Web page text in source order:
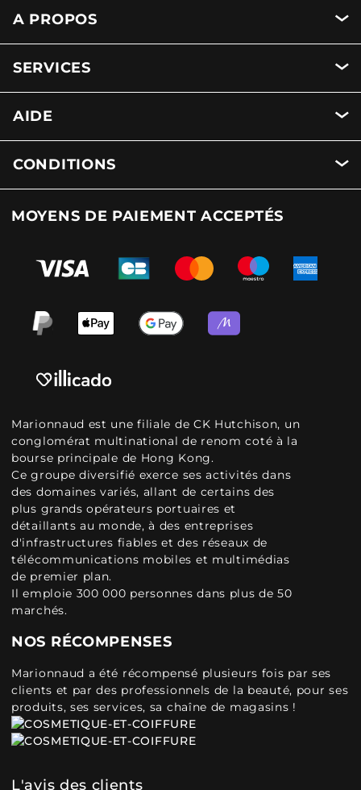
A PROPOS
SERVICES
AIDE
CONDITIONS
MOYENS DE PAIEMENT ACCEPTÉS
Marionnaud est une filiale de CK Hutchison, un
conglomérat multinational de renom coté à la
bourse principale de Hong Kong.
Ce groupe diversifié exerce ses activités dans
des domaines variés, allant de certains des
plus grands opérateurs portuaires et
détaillants au monde, à des entreprises
d'infrastructures fiables et des réseaux de
télécommunications mobiles et multimédias
de premier plan.
Il emploie 300 000 personnes dans plus de 50
marchés.
NOS RÉCOMPENSES
Marionnaud a été récompensé plusieurs fois par ses
clients et par des professionnels de la beauté, pour ses
produits, ses services, sa chaîne de magasins !
L'avis des clients